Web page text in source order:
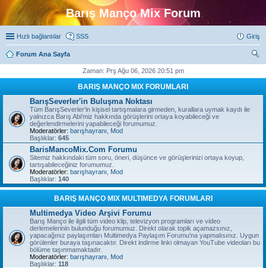
Barış Manço Mix Forum
Hızlı bağlantılar SSS Giriş
Forum Ana Sayfa
Zaman: Prş Ağu 06, 2026 20:51 pm
BARIŞ MANÇO MIX FORUMLARI
BarışSeverler'in Buluşma Noktası
Tüm BarışSeverler'in kişisel tartışmalara girmeden, kurallara uymak kaydı ile
yalnızca Barış Abi'miz hakkında görüşlerini ortaya koyabileceği ve
değerlendirmelerini yapabileceği forumumuz.
Moderatörler: barışhayranı
Mod
Başlıklar: 645
BarisMancoMix.Com Forumu
Sitemiz hakkındaki tüm soru, öneri, düşünce ve görüşlerinizi ortaya koyup,
tartışabileceğiniz forumumuz.
Moderatörler: barışhayranı
Mod
Başlıklar: 140
BARIŞ MANÇO MIX MULTIMEDYA FORUMLARI
Multimedya Video Arşivi Forumu
Barış Manço ile ilgili tüm video klip, televizyon programları ve video
derlemelerinin bulunduğu forumumuz. Direkt olarak topik açamazsınız,
yapacağınız paylaşımları Multimedya Paylaşım Forumu'na yapmalısınız. Uygun
görülenler buraya taşınacaktır. Direkt indirme linki olmayan YouTube videoları bu
bölüme taşınmamaktadır.
Moderatörler: barışhayranı
Mod
Başlıklar: 118